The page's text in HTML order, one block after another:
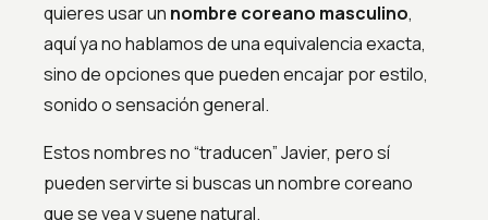
quieres usar un nombre coreano masculino,
aquí ya no hablamos de una equivalencia exacta,
sino de opciones que pueden encajar por estilo,
sonido o sensación general.
Estos nombres no “traducen” Javier, pero sí
pueden servirte si buscas un nombre coreano
que se vea y suene natural.